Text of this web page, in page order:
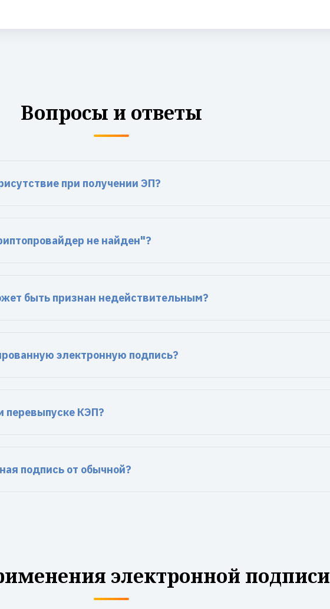
Вопросы и ответы
при получении ЭП?
не найден"?
быть признан недействительным?
электронную подпись?
перевыпуске КЭП?
подпись от обычной?
электронной подписи